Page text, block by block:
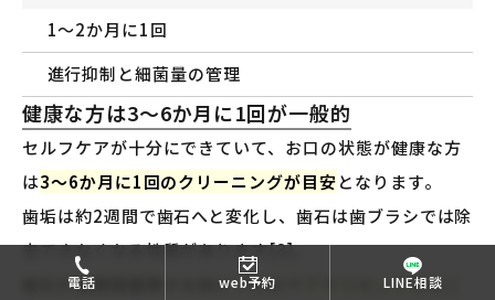
電話 web予約 LINE相談
1〜2か月に1回
進行抑制と細菌量の管理
健康な方は3〜6か月に1回が一般的
セルフケアが十分にできていて、お口の状態が健康な方
は3〜6か月に1回のクリーニングが目安となります。
歯垢は約2週間で歯石へと変化し、歯石は歯ブラシでは除
去できなくなる性質があります[3]。
歯石が長期間蓄積する前にプロのケアでリセットするこ